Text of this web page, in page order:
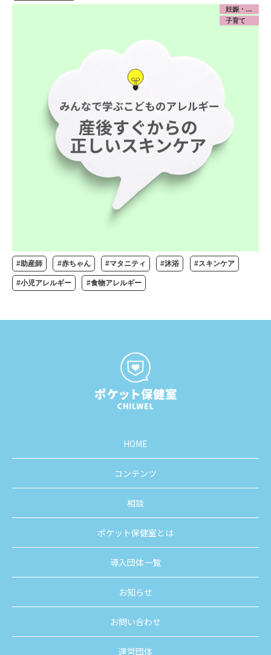
妊娠・出産
子育て
#助産師 #赤ちゃん #マタニティ #沐浴 #スキンケア
#小児アレルギー #食物アレルギー
HOME
コンテンツ
相談
ポケット保健室とは
導入団体一覧
お知らせ
お問い合わせ
運営団体